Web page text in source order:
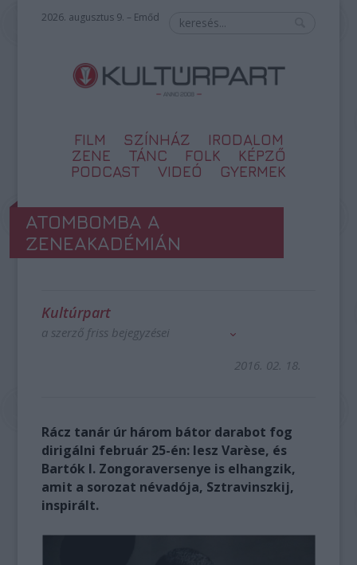
2026. augusztus 9. – Emőd
FILM SZÍNHÁZ
IRODALOM
ZENE
TÁNC FOLK
KÉPZŐ
PODCAST
VIDEÓ GYERMEK
ATOMBOMBA A
ZENEAKADÉMIÁN
Kultúrpart
a szerző friss bejegyzései
2016. 02. 18.
Rácz tanár úr három bátor darabot fog
dirigálni február 25-én: lesz Varèse, és
Bartók I. Zongoraversenye is elhangzik,
amit a sorozat névadója, Sztravinszkij,
inspirált.